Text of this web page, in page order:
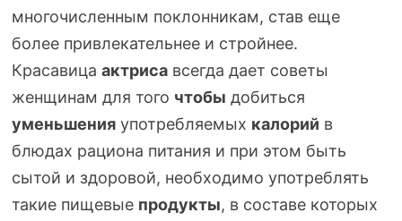
многочисленным поклонникам, став еще
более привлекательнее и стройнее.
Красавица актрисавсегда дает советы
женщинам для того чтобы добиться
уменьшенияупотребляемых калорий в
блюдах рациона питания и при этом быть
сытой и здоровой, необходимо употреблять
такие пищевые продукты, в составе которых